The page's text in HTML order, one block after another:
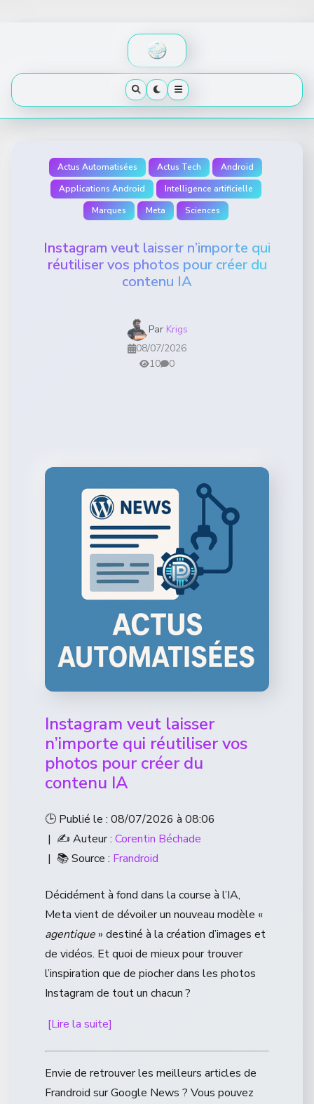
Actus Automatisées Actus Tech
Android
Applications Android
Intelligence artificielle
Marques
Meta Sciences
Instagram veut laisser n’importe qui
réutiliser vos photos pour créer du
contenu IA
Par Krigs
08/07/2026
10
0
Instagram veut laisser
n’importe qui réutiliser vos
photos pour créer du
contenu IA
🕒 Publié le : 08/07/2026 à 08:06
| ✍️ Auteur : Corentin Béchade
| 📚 Source : Frandroid
Décidément à fond dans la course à l’IA,
Meta vient de dévoiler un nouveau modèle «
agentique» destiné à la création d’images et
de vidéos. Et quoi de mieux pour trouver
l’inspiration que de piocher dans les photos
Instagram de tout un chacun ?
[Lire la suite]
Envie de retrouver les meilleurs articles de
Frandroid sur Google News ? Vous pouvez